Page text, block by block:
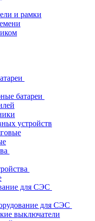
и рамки
батареи
устройств
для СЭС
для СЭС
выключатели